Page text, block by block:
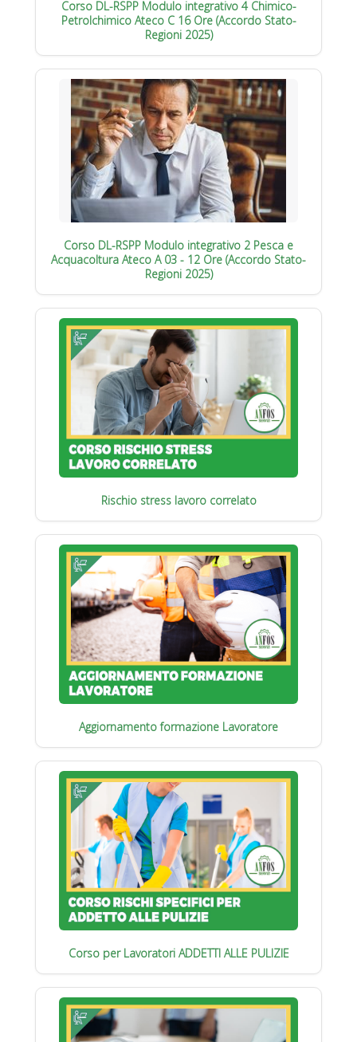
Corso DL-RSPP Modulo integrativo 4 Chimico-
Petrolchimico Ateco C 16 Ore (Accordo Stato-
Regioni 2025)
Corso DL-RSPP Modulo integrativo 2 Pesca e
Acquacoltura Ateco A 03 - 12 Ore (Accordo Stato-
Regioni 2025)
Rischio stress lavoro correlato
Aggiornamento formazione Lavoratore
Corso per Lavoratori ADDETTI ALLE PULIZIE